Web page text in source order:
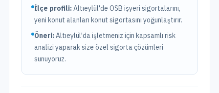
İlçe profili:Altıeylül'de OSB işyeri sigortalarını,
yeni konut alanları konut sigortasını yoğunlaştırır.
Öneri:Altıeylül'da işletmeniz için kapsamlı risk
analizi yaparak size özel sigorta çözümleri
sunuyoruz.